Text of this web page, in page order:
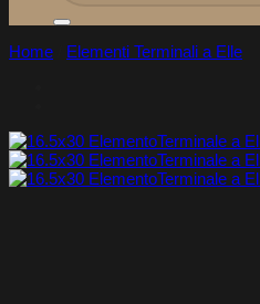
Home Elementi Terminali a Elle